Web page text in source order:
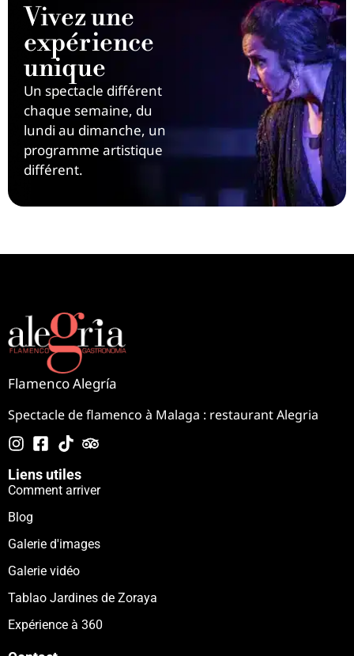
Vivez une
expérience
unique
Un spectacle différent
chaque semaine, du
lundi au dimanche, un
programme artistique
différent.
Flamenco Alegría
Spectacle de flamenco à Malaga : restaurant Alegria
Liens utiles
Comment arriver
Blog
Galerie d'images
Galerie vidéo
Tablao Jardines de Zoraya
Expérience à 360